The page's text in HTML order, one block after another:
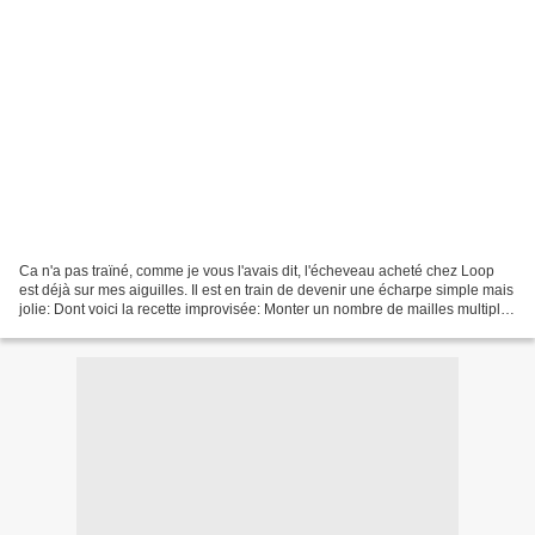
Ca n'a pas traïné, comme je vous l'avais dit, l'écheveau acheté chez Loop
est déjà sur mes aiguilles. Il est en train de devenir une écharpe simple mais
jolie: Dont voici la recette improvisée: Monter un nombre de mailles multiple